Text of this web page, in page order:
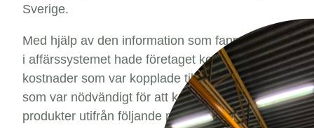
Sverige.
Med hjälp av den information som fanns tillgänglig
i affärssystemet hade företaget kontroll på
kostnader som var kopplade till producerat glas
som var nödvändigt för att kunna prissätta deras
produkter utifrån följande parametrar;